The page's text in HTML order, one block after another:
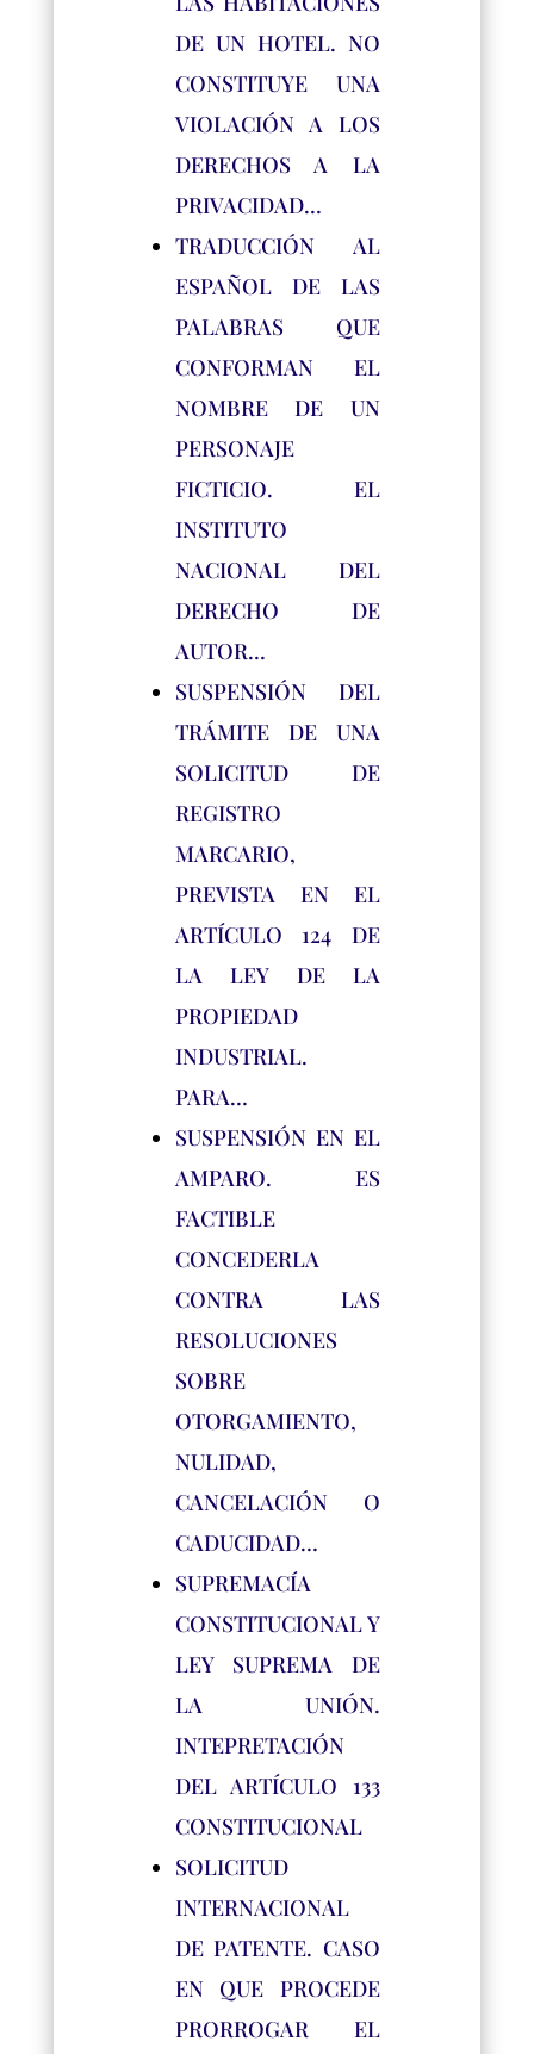
DE UN HOTEL. NO
CONSTITUYE UNA
VIOLACIÓN A LOS
DERECHOS A LA
PRIVACIDAD…
TRADUCCIÓN AL
ESPAÑOL DE LAS
PALABRAS QUE
CONFORMAN EL
NOMBRE DE UN
PERSONAJE
FICTICIO. EL
INSTITUTO
NACIONAL DEL
DERECHO DE
AUTOR…
SUSPENSIÓN DEL
TRÁMITE DE UNA
SOLICITUD DE
REGISTRO
MARCARIO,
PREVISTA EN EL
ARTÍCULO 124 DE
LA LEY DE LA
PROPIEDAD
INDUSTRIAL.
PARA…
SUSPENSIÓN EN EL
AMPARO. ES
FACTIBLE
CONCEDERLA
CONTRA LAS
RESOLUCIONES
SOBRE
OTORGAMIENTO,
NULIDAD,
CANCELACIÓN O
CADUCIDAD…
SUPREMACÍA
CONSTITUCIONAL Y
LEY SUPREMA DE
LA UNIÓN.
INTEPRETACIÓN
DEL ARTÍCULO 133
CONSTITUCIONAL
SOLICITUD
INTERNACIONAL
DE PATENTE. CASO
EN QUE PROCEDE
PRORROGAR EL